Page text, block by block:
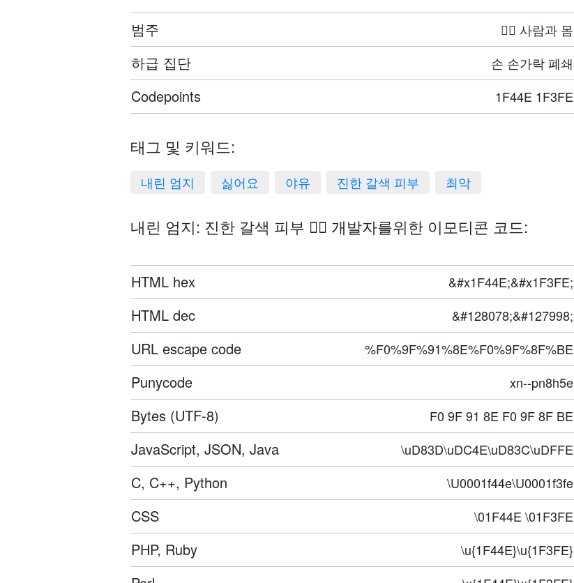
범주 🤦‍♀️ 사람과 몸
하급 집단 손 손가락 폐쇄
Codepoints 1F44E 1F3FE
태그 및 키워드:
내린 엄지 싫어요 야유 진한 갈색 피부 최악
내린 엄지: 진한 갈색 피부 👎🏾 개발자를위한 이모티콘 코드:
HTML hex &#x1F44E;&#x1F3FE;
HTML dec &#128078;&#127998;
URL escape code %F0%9F%91%8E%F0%9F%8F%BE
Punycode xn--pn8h5e
Bytes (UTF-8) F0 9F 91 8E F0 9F 8F BE
JavaScript, JSON, Java \uD83D\uDC4E\uD83C\uDFFE
C, C++, Python \U0001f44e\U0001f3fe
CSS \01F44E \01F3FE
PHP, Ruby \u{1F44E}\u{1F3FE}